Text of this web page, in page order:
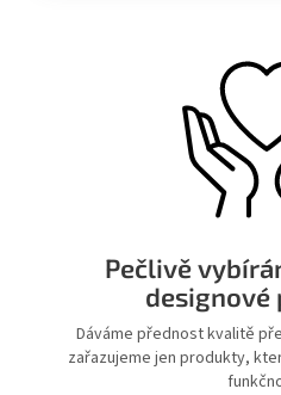
Pečlivě
Dáváme přednost kvalitě
zařazujeme jen produkty,